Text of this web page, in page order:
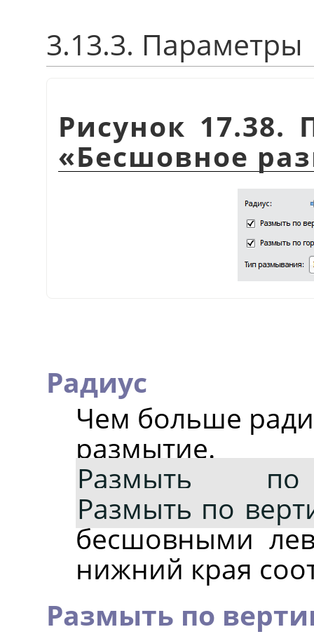
3.13.3. Параметры
Рисунок 17.38.
«Бесшовное
Радиус
Чем больше
Размыть по
Размыть по
бесшовными
нижний края
Размыть по